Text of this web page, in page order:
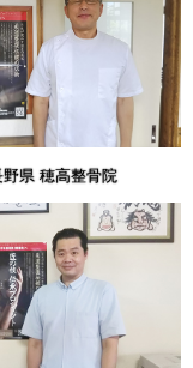
野県 穂高整骨院